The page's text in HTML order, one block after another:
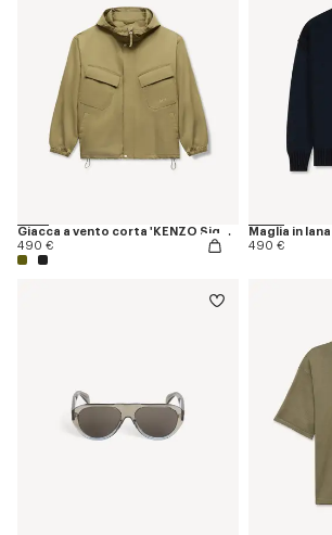
Giacca a vento corta 'KENZO Signature'
490 €
490 €